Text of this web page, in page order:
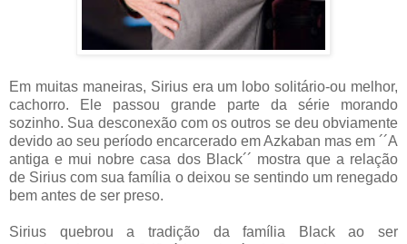
Em muitas maneiras, Sirius era um lobo solitário-ou melhor,
cachorro. Ele passou grande parte da série morando
sozinho. Sua desconexão com os outros se deu obviamente
devido ao seu período encarcerado em Azkaban mas em ´´A
antiga e mui nobre casa dos Black´´ mostra que a relação
de Sirius com sua família o deixou se sentindo um renegado
bem antes de ser preso.
Sirius quebrou a tradição da família Black ao ser